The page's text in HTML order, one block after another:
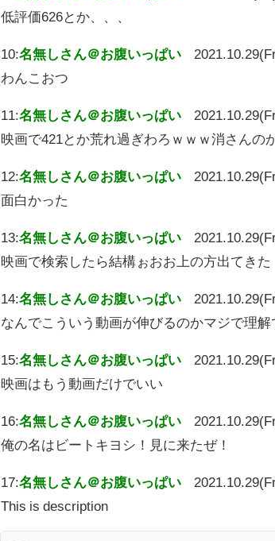
低評価626とか、、、
10:名無しさん＠お腹いっぱい
わんこおつ
11:名無しさん＠お腹いっぱい
映画で421とか荒れ過ぎわろｗｗｗ消さんの
12:名無しさん＠お腹いっぱい
面白かった
13:名無しさん＠お腹いっぱい
映画で検索したら結構ぉおお上の方出てきた
14:名無しさん＠お腹いっぱい
なんでこういう動画が伸びるのかマジで理解
15:名無しさん＠お腹いっぱい
映画はもう動画だけでいい
16:名無しさん＠お腹いっぱい
俺の名はビートキヨシ！見に来たぜ！
17:名無しさん＠お腹いっぱい
This is description